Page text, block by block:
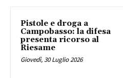
Pistole e droga a
Campobasso: la difesa
presenta ricorso al
Riesame
Giovedì, 30 Luglio 2026